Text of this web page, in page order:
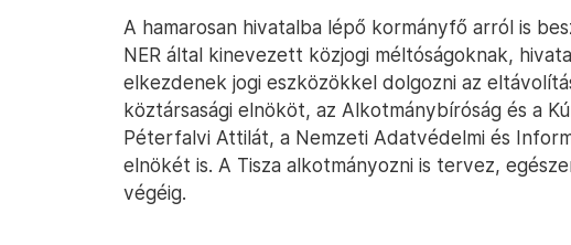
A hamarosan hivatalba lépő kormányfő arról is
NER által kinevezett közjogi méltóságoknak,
elkezdenek jogi eszközökkel dolgozni az
köztársasági elnököt, az Alkotmánybíróság és a
Péterfalvi Attilát, a Nemzeti Adatvédelmi és
elnökét is. A Tisza alkotmányozni is tervez,
végéig.